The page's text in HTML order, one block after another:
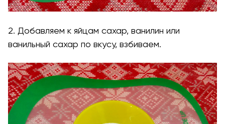
2. Добавляем к яйцам сахар, ванилин или
ванильный сахар по вкусу, взбиваем.